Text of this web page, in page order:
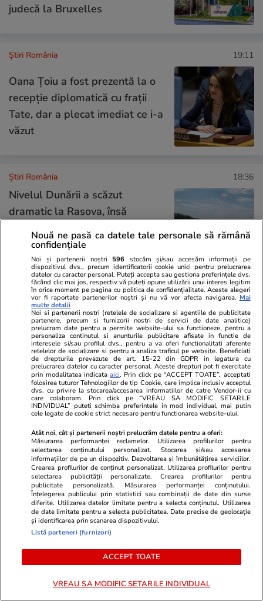
judecă la Bruxelles
Știri România 19:11
Oana Țoiu a fost prezentă la o
recepție diplomatică cu frații
Tate, dar a plecat imediat ce i-a
văzut
Știri România 18:36
Nivelul Dunării a scăzut
dramatic la Rasova, însă
autoritățile dau asigurări că
populația nu va rămâne fără
Exclusiv
Știri România 17:51
Ce să faci când ești prins într-o
furtună pe munte și de ce este
Valea Jepilor o capcană
periculoasă pentru turiști: „Este
un semn să vă îndepărtați”
Regimul Dan + Bolojan +
Grindeanu + Fritz, mai nociv
pentru România decât regimul
Iohannis + Ciolacu + Ciucă?
Fatalismul mioritic e o etapă
sau un blestem? Câteva note
Nouă ne pasă ca datele tale personale să rămână
confidențiale
Noi și partenerii noștri 596 stocăm și/sau accesăm informații pe
dispozitivul dvs., precum identificatorii cookie unici pentru prelucrarea
datelor cu caracter personal. Puteți accepta sau gestiona preferințele dvs.
făcând clic mai jos, respectiv vă puteți opune utilizării unui interes legitim
în orice moment pe pagina cu politica de confidențialitate. Aceste alegeri
vor fi raportate partenerilor noștri și nu vă vor afecta navigarea. Mai
multe detalii
Noi si partenerii nostri (retelele de socializare si agentiile de publicitate
partenere, precum si furnizorii nostri de servicii de date analitice)
prelucram date pentru a permite website-ului sa functioneze, pentru a
personaliza continutul si anunturile publicitare afisate in functie de
interesele si/sau profilul dvs., pentru a va oferi functionalitati aferente
retelelor de socializare si pentru a analiza traficul pe website. Beneficiati
de drepturile prevazute de art. 15-22 din GDPR in legatura cu
prelucrarea datelor cu caracter personal. Aceste drepturi pot fi exercitate
prin modalitatea indicataaici. Prin click pe “ACCEPT TOATE”, acceptati
folosirea tuturor Tehnologiilor de tip Cookie, care implica inclusiv acceptul
dvs. cu privire la stocarea/accesarea informatiilor de catre Vendor-ii cu
care colaboram. Prin click pe “VREAU SA MODIFIC SETARILE
INDIVIDUAL” puteti schimba preferintele in mod individual, mai putin
cele legate de cookie strict necesare pentru functionarea website-ului.
Atât noi, cât și partenerii noștri prelucrăm datele pentru a oferi:
Măsurarea performanței reclamelor. Utilizarea profilurilor pentru
selectarea conținutului personalizat. Stocarea și/sau accesarea
informațiilor de pe un dispozitiv. Dezvoltarea și îmbunătățirea serviciilor.
Crearea profilurilor de conținut personalizat. Utilizarea profilurilor pentru
selectarea publicității personalizate. Crearea profilurilor pentru
publicitate personalizată. Măsurarea performanței conținutului.
Înțelegerea publicului prin statistici sau combinații de date din surse
diferite. Utilizarea datelor limitate pentru a selecta conținutul. Utilizarea
de date limitate pentru a selecta publicitatea. Date precise de geolocație
și identificarea prin scanarea dispozitivului.
Listă parteneri (furnizori)
ACCEPT TOATE
VREAU SA MODIFIC SETARILE INDIVIDUAL